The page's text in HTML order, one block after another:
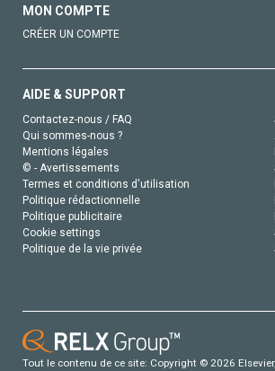
MON COMPTE
CRÉER UN COMPTE
AIDE & SUPPORT
Contactez-nous / FAQ
Qui sommes-nous ?
Mentions légales
© - Avertissements
Termes et conditions d'utilisation
Politique rédactionnelle
Politique publicitaire
Cookie settings
Politique de la vie privée
Tout le contenu de ce site: Copyright © 2026